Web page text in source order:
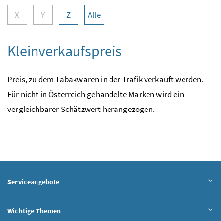
X Y Z Alle
Kleinverkaufspreis
Preis, zu dem Tabakwaren in der Trafik verkauft werden.
Für nicht in Österreich gehandelte Marken wird ein
vergleichbarer Schätzwert herangezogen.
Serviceangebote
Wichtige Themen